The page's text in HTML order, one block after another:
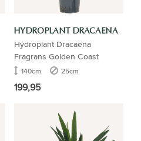
HYDROPLANT DRACAENA
Hydroplant Dracaena
Fragrans Golden Coast
140cm 25cm
199,95